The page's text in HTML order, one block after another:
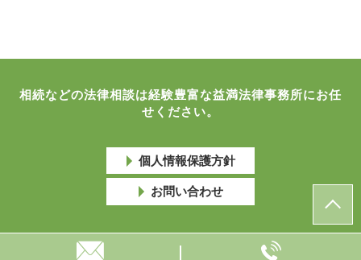
相続などの法律相談は経験豊富な益満法律事務所にお任
せください。
個人情報保護方針
お問い合わせ
© 益満法律事務所